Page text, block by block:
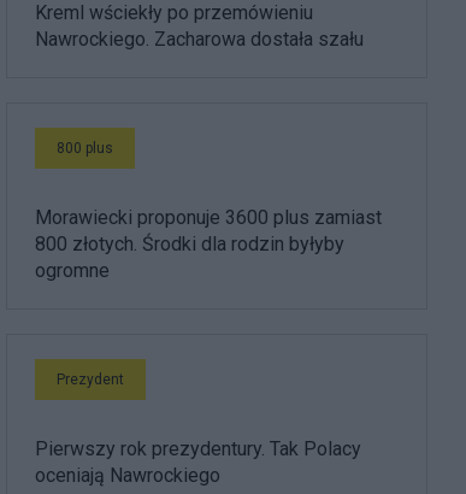
Kreml wściekły po przemówieniu
Nawrockiego. Zacharowa dostała szału
800 plus
Morawiecki proponuje 3600 plus zamiast
800 złotych. Środki dla rodzin byłyby
ogromne
Prezydent
Pierwszy rok prezydentury. Tak Polacy
oceniają Nawrockiego